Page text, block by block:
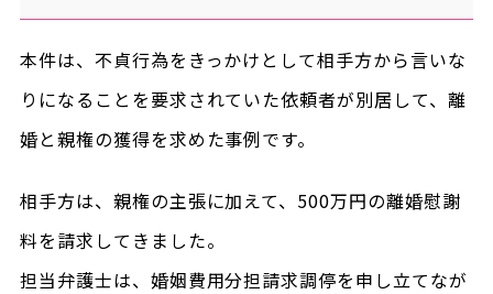
本件は、不貞行為をきっかけとして相手方から言いな
りになることを要求されていた依頼者が別居して、離
婚と親権の獲得を求めた事例です。
相手方は、親権の主張に加えて、500万円の離婚慰謝
料を請求してきました。
担当弁護士は、婚姻費用分担請求調停を申し立てなが